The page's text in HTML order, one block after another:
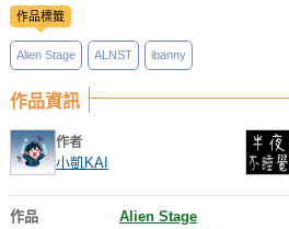
作品標籤
Alien Stage ALNST ibanny
作品資訊
作者
小凱KAI
作品 Alien Stage